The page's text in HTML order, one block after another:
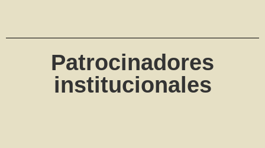
Patrocinadores
institucionales